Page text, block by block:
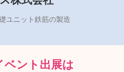
ユニット鉄筋の製造
ベント出展は